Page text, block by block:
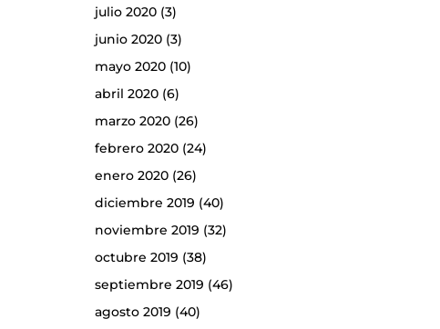
julio 2020(3)
junio 2020(3)
mayo 2020(10)
abril 2020(6)
marzo 2020(26)
febrero 2020(24)
enero 2020(26)
diciembre 2019 (40)
noviembre 2019 (32)
octubre 2019 (38)
septiembre 2019 (46)
agosto 2019 (40)